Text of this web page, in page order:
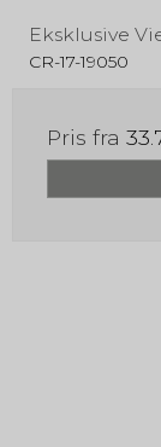
Eksklusive
CR-17-19050
Pris fra